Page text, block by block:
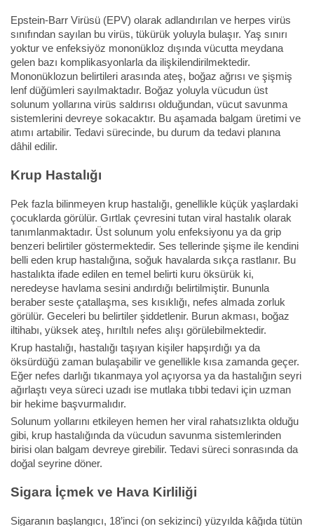
Epstein-Barr Virüsü (EPV) olarak adlandırılan ve herpes virüs
sınıfından sayılan bu virüs, tükürük yoluyla bulaşır. Yaş sınırı
yoktur ve enfeksiyöz mononükloz dışında vücutta meydana
gelen bazı komplikasyonlarla da ilişkilendirilmektedir.
Mononüklozun belirtileri arasında ateş, boğaz ağrısı ve şişmiş
lenf düğümleri sayılmaktadır. Boğaz yoluyla vücudun üst
solunum yollarına virüs saldırısı olduğundan, vücut savunma
sistemlerini devreye sokacaktır. Bu aşamada balgam üretimi ve
atımı artabilir. Tedavi sürecinde, bu durum da tedavi planına
dâhil edilir.
Krup Hastalığı
Pek fazla bilinmeyen krup hastalığı, genellikle küçük yaşlardaki
çocuklarda görülür. Gırtlak çevresini tutan viral hastalık olarak
tanımlanmaktadır. Üst solunum yolu enfeksiyonu ya da grip
benzeri belirtiler göstermektedir. Ses tellerinde şişme ile kendini
belli eden krup hastalığına, soğuk havalarda sıkça rastlanır. Bu
hastalıkta ifade edilen en temel belirti kuru öksürük ki,
neredeyse havlama sesini andırdığı belirtilmiştir. Bununla
beraber seste çatallaşma, ses kısıklığı, nefes almada zorluk
görülür. Geceleri bu belirtiler şiddetlenir. Burun akması, boğaz
iltihabı, yüksek ateş, hırıltılı nefes alışı görülebilmektedir.
Krup hastalığı, hastalığı taşıyan kişiler hapşırdığı ya da
öksürdüğü zaman bulaşabilir ve genellikle kısa zamanda geçer.
Eğer nefes darlığı tıkanmaya yol açıyorsa ya da hastalığın seyri
ağırlaştı veya süreci uzadı ise mutlaka tıbbi tedavi için uzman
bir hekime başvurmalıdır.
Solunum yollarını etkileyen hemen her viral rahatsızlıkta olduğu
gibi, krup hastalığında da vücudun savunma sistemlerinden
birisi olan balgam devreye girebilir. Tedavi süreci sonrasında da
doğal seyrine döner.
Sigara İçmek ve Hava Kirliliği
Sigaranın başlangıcı, 18’inci (on sekizinci) yüzyılda kâğıda tütün